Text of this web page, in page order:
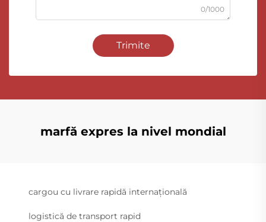
0/1000
Trimite
marfă expres la nivel mondial
cargou cu livrare rapidă internațională
logistică de transport rapid